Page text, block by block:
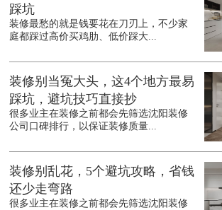
踩坑
装修最愁的就是钱要花在刀刃上，不少家
庭都踩过高价买鸡肋、低价踩大...
装修别当冤大头，这4个地方最易
踩坑，避坑技巧直接抄
很多业主在装修之前都会先筛选沈阳装修
公司口碑排行，以保证装修质量...
装修别乱花，5个避坑攻略，省钱
还少走弯路
很多业主在装修之前都会先筛选沈阳装修